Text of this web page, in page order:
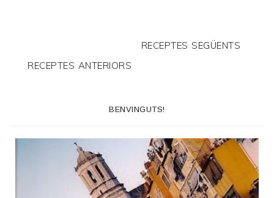
RECEPTES SEGÜENTS
RECEPTES ANTERIORS
BENVINGUTS!